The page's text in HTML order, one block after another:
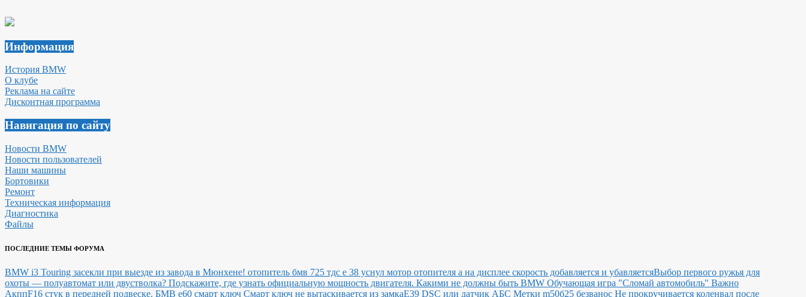
Информация
История BMW
О клубе
Реклама на сайте
Дисконтная программа
Навигация по сайту
Новости BMW
Новости пользователей
Наши машины
Бортовики
Ремонт
Техническая информация
Диагностика
Файлы
ПОСЛЕДНИЕ ТЕМЫ ФОРУМА
BMW i3 Touring засекли при выезде из завода в Мюнхене! отопитель бмв 725 тдс е 38 уснул мотор отопителя а на дисплее скорость добавляется и убавляетсяВыбор первого ружья для
охоты — полуавтомат или двустволка? Подскажите, где узнать официальную мощность двигателя. Какими не должны быть BMW Обучающая игра "Сломай автомобиль" Важно
АкппF16 стук в передней подвеске. БМВ е60 смарт ключ Смарт ключ не вытаскивается из замкаE39 DSC или датчик АБС Метки m50б25 безванос Не прокручивается коленвал после